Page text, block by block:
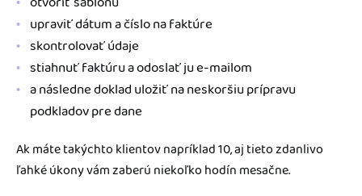
upraviť dátum a číslo na faktúre
skontrolovať údaje
stiahnuť faktúru a odoslať ju e-mailom
a následne doklad uložiť na neskoršiu prípravu
podkladov pre dane
Ak máte takýchto klientov napríklad 10, aj tieto zdanlivo
ľahké úkony vám zaberú niekoľko hodín mesačne.